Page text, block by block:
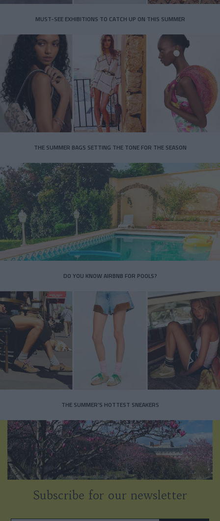
MUST-SEE EXHIBITIONS TO CATCH UP ON THIS SUMMER
THE SUMMER BAGS SETTING THE TONE FOR THE SEASON
DO YOU KNOW AIRBNB FOR POOLS?
THE SUMMER’S HOTTEST SNEAKERS
Subscribe for our newsletter